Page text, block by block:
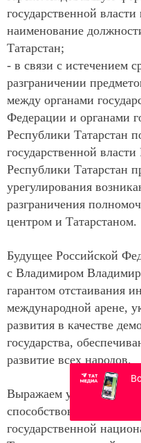
государственной
наименование
Татарстан;
- в связи с истечением
разграничении
между органами
Федерации и органами
Республики Татарстан
государственной
Республики Татарстан
урегулирования
разграничения
центром и Татарстаном.
Будущее Российской
с Владимиром
гарантом отстаивания
международной арене,
развития в качестве
государства,
развитие всех народов.
Выражаем уверенность,
способствовать
государственной